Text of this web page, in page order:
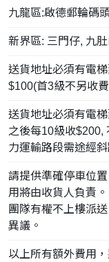
九龍區:啟德郵輪碼頭
新界區: 三門仔, 九
送貨地址必須有電
$100(首3級不另收費
送貨地址必須有電
之後每10級收$200,
力運輸路段需途經
請提供準確停車位
用將由收貨人負責
團隊有權不上樓派
異議。
以上所有額外費用